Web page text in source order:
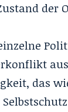
der
das